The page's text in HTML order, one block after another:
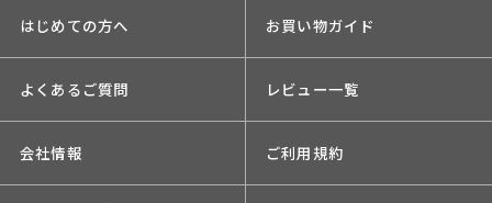
はじめての方へ お買い物ガイド
よくあるご質問 レビュー一覧
会社情報 ご利用規約